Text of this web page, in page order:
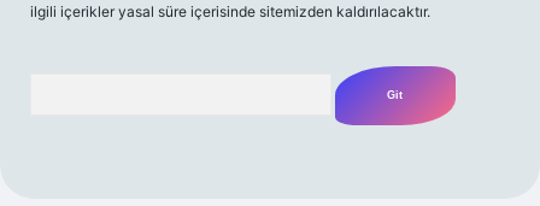
ilgili içerikler yasal süre içerisinde sitemizden kaldırılacaktır.